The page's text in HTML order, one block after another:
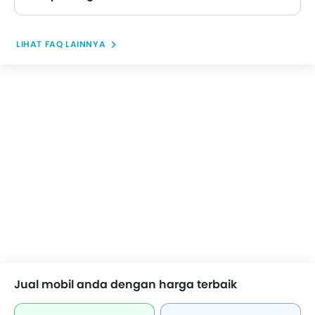
LIHAT FAQ LAINNYA
Jual mobil anda dengan harga terbaik